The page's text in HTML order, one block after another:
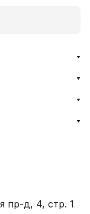
пр-д, 4, стр. 1